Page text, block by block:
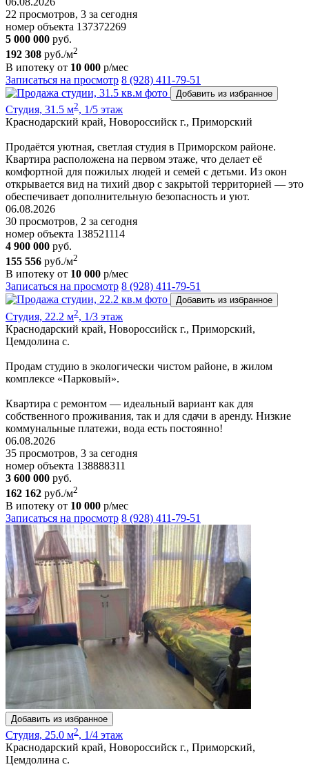
22 просмотров, 3 за сегодня
номер объекта 137372269
5 000 000 руб.
192 308 руб./м2
В ипотеку от 10 000 р/мес
Записаться на просмотр 8 (928) 411-79-51
Добавить из избранное
Студия, 31.5 м2, 1/5 этаж
Краснодарский край, Новороссийск г., Приморский
Продаётся уютная, светлая студия в Приморском районе.
Квартира расположена на первом этаже, что делает её
комфортной для пожилых людей и семей с детьми. Из окон
открывается вид на тихий двор с закрытой территорией — это
обеспечивает дополнительную безопасность и уют.
06.08.2026
30 просмотров, 2 за сегодня
номер объекта 138521114
4 900 000 руб.
155 556 руб./м2
В ипотеку от 10 000 р/мес
Записаться на просмотр 8 (928) 411-79-51
Добавить из избранное
Студия, 22.2 м2, 1/3 этаж
Краснодарский край, Новороссийск г., Приморский,
Цемдолина с.
Продам студию в экологически чистом районе, в жилом
комплексе «Парковый».
Квартира с ремонтом — идеальный вариант как для
собственного проживания, так и для сдачи в аренду. Низкие
коммунальные платежи, вода есть постоянно!
06.08.2026
35 просмотров, 3 за сегодня
номер объекта 138888311
3 600 000 руб.
162 162 руб./м2
В ипотеку от 10 000 р/мес
Записаться на просмотр 8 (928) 411-79-51
Добавить из избранное
Студия, 25.0 м2, 1/4 этаж
Краснодарский край, Новороссийск г., Приморский,
Цемдолина с.